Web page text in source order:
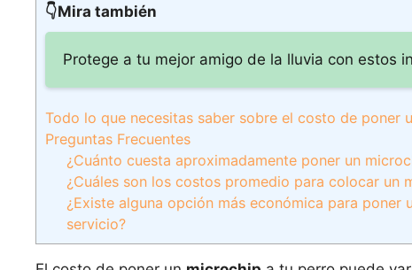
👇Mira también
Protege a tu mejor amigo de la lluvia con estos
Todo lo que necesitas saber sobre el costo de poner
Preguntas Frecuentes
¿Cuánto cuesta aproximadamente poner un
¿Cuáles son los costos promedio para colocar un
¿Existe alguna opción más económica para
servicio?